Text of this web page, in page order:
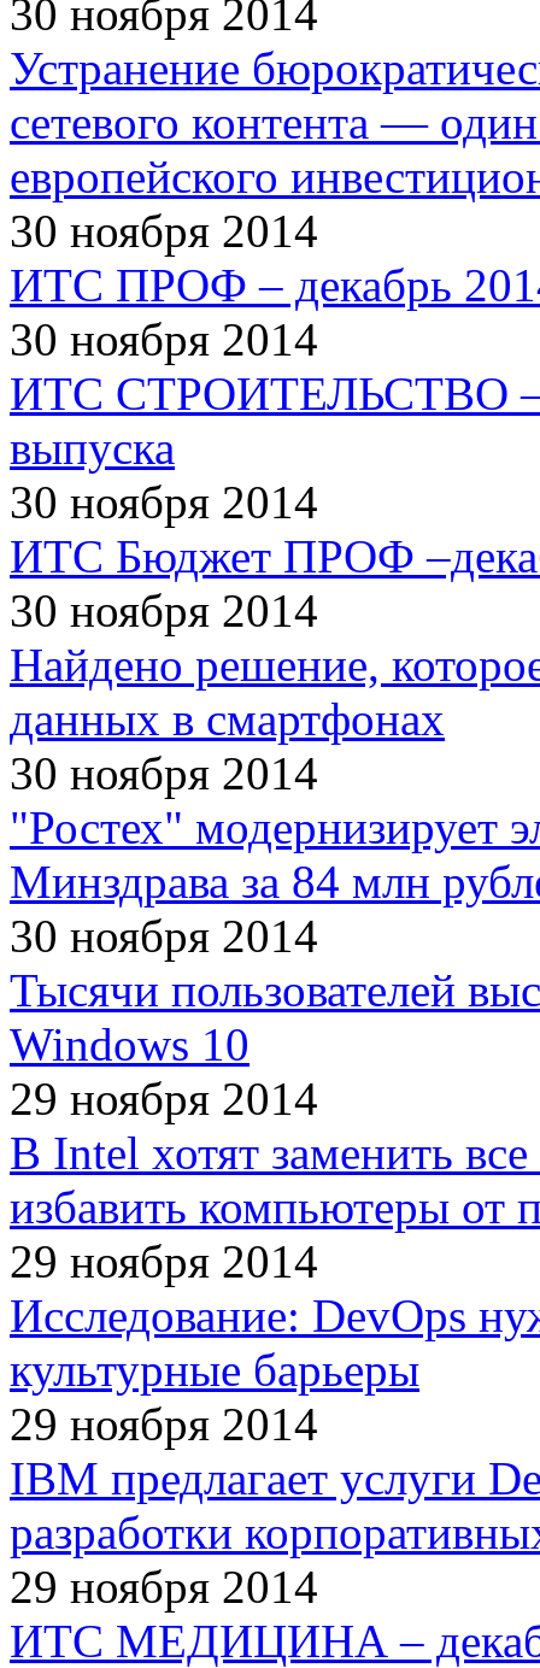
30 ноября 2014
Устранение
сетевого контента —
европейского
30 ноября 2014
ИТС ПРОФ – декабрь
30 ноября 2014
ИТС СТРОИТЕЛЬСТВО –
выпуска
30 ноября 2014
ИТС Бюджет ПРОФ
30 ноября 2014
Найдено решение,
данных в смартфонах
30 ноября 2014
"Ростех" модернизирует
Минздрава за 84 млн
30 ноября 2014
Тысячи пользователей
Windows 10
29 ноября 2014
В Intel хотят заменить
избавить компьютеры от
29 ноября 2014
Исследование: DevOps
культурные барьеры
29 ноября 2014
IBM предлагает услуги
разработки
29 ноября 2014
ИТС МЕДИЦИНА –